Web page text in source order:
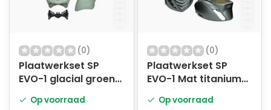
(0)
Plaatwerkset SP
EVO-1 glacial groen
5-delig
Op voorraad
(0)
Plaatwerkset SP
EVO-1 Mat titanium
5-delig
Op voorraad